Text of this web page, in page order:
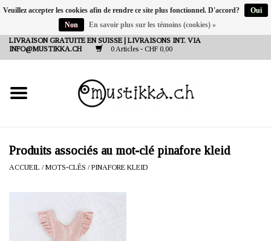
LIVRAISON GRATUITE EN SUISSE | LIVRAISONS INT. VIA
INFO@MUSTIKKA.CH
0 Articles - CHF 0,00
NEW IN
SHOP - A PIECE OF
FINLAND FOR YOU
Produits associés au mot-clé pinafore kleid
ACCUEIL /MOTS-CLÉS /PINAFORE KLEID
Veuillez accepter les cookies afin de rendre ce site plus fonctionnel. D'accord?
Oui
Non
En savoir plus sur les témoins (cookies) »